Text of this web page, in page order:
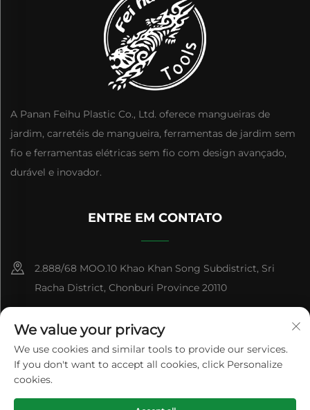
A Panan Feihu Plastic Co., Ltd. oferece mangueiras de
jardim, carretéis de mangueira, ferramentas de jardim sem
fio e ferramentas elétricas sem fio com design avançado,
durável e inovador.
ENTRE EM CONTATO
2.888/68 MOO.10 Khao Khan Song Subdistrict, Sri
Racha District, Chonburi Province 20110
[email protected]
Direitos Autorais © Panan Feihu Plastic Co., Ltd. Todos os
We value your privacy
We use cookies and similar tools to provide our services.
If you don't want to accept all cookies, click Personalize
cookies.